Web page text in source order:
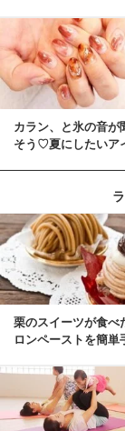
カラン、と氷の音が
そう♡夏にしたいア
栗のスイーツが食べ
ロンペーストを簡単